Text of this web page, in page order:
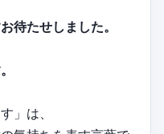
待たせしました。
」は、